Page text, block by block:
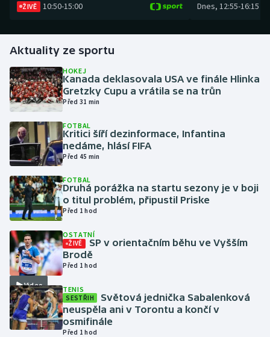
Golf
Házená
Jezdectví
Judo
Krasobruslení
Lezení
Lyže a snowboard
Moderní pětiboj
Motorsport
Olympijské hry
Parasport
ŽIVĚ 10:50-15:00 Dnes, 12:55-16:15
Aktuality ze sportu
HOKEJ
Kanada deklasovala USA ve finále Hlinka
Gretzky Cupu a vrátila se na trůn
Před 31 min
FOTBAL
Kritici šíří dezinformace, Infantina
nedáme, hlásí FIFA
Před 45 min
FOTBAL
Druhá porážka na startu sezony je v boji
o titul problém, připustil Priske
Před 1 hod
Video
OSTATNÍ
ŽIVĚ
SP v orientačním běhu ve Vyšším
Brodě
Před 1 hod
TENIS
SESTŘIH
Světová jednička Sabalenková
neuspěla ani v Torontu a končí v
osmifinále
Před 1 hod